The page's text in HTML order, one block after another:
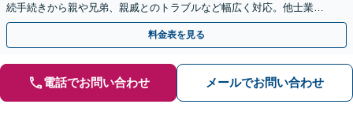
続手続きから親や兄弟、親戚とのトラブルなど幅広く対応。他士業と
も連携可能です【出張相談可】【東所沢駅30秒】
料金表を見る
電話でお問い合わせ メールでお問い合わせ